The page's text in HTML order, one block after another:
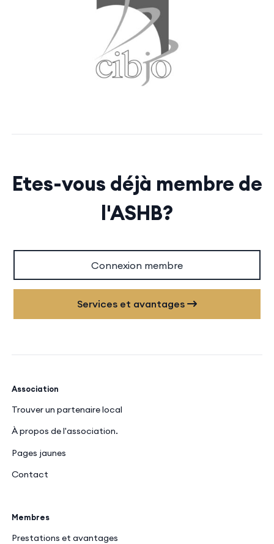
Etes-vous déjà membre de
l'ASHB?
Connexion membre
Services et avantages
Association
Trouver un partenaire local
À propos de l'association.
Pages jaunes
Contact
Membres
Prestations et avantages